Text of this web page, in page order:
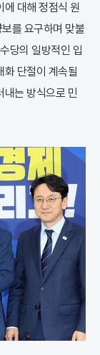
에 대해 정점식 원
를 요구하며 맞불
당의 일방적인 입
화 단절이 계속될
내는 방식으로 민